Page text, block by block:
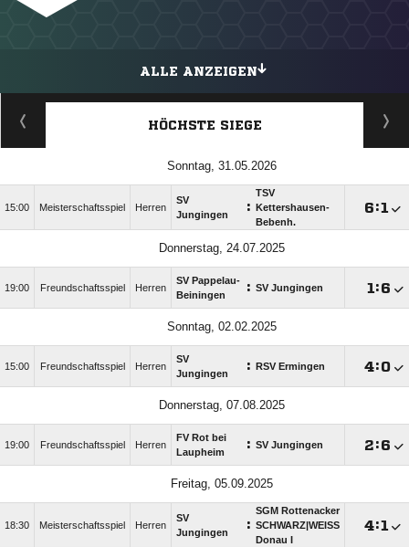
ALLE ANZEIGEN
HÖCHSTE SIEGE
Sonntag, 31.05.2026
15:00 Meisterschaftsspiel Herren
SV
Jungingen
:
TSV
Kettershausen-
Bebenh.
:
Donnerstag, 24.07.2025
19:00 Freundschaftsspiel Herren
SV Pappelau-
Beiningen
: SV Jungingen :
Sonntag, 02.02.2025
15:00 Freundschaftsspiel Herren
SV
Jungingen
: RSV Ermingen :
Donnerstag, 07.08.2025
19:00 Freundschaftsspiel Herren
FV Rot bei
Laupheim
: SV Jungingen :
Freitag, 05.09.2025
18:30 Meisterschaftsspiel Herren
SV
Jungingen
:
SGM Rottenacker
SCHWARZ|WEISS
Donau I
: